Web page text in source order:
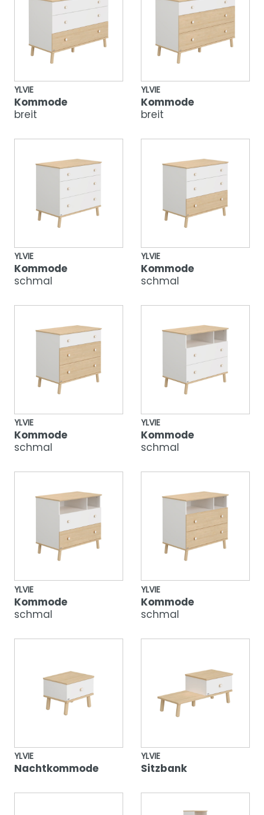
YLVIE
Kommode
breit
YLVIE
Kommode
breit
YLVIE
Kommode
schmal
YLVIE
Kommode
schmal
YLVIE
Kommode
schmal
YLVIE
Kommode
schmal
YLVIE
Kommode
schmal
YLVIE
Kommode
schmal
YLVIE
Nachtkommode
YLVIE
Sitzbank